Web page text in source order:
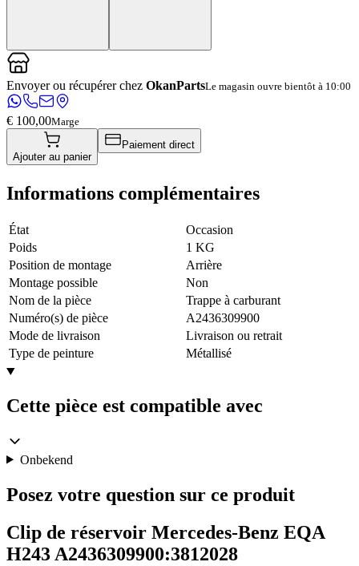
Envoyer ou récupérer chez OkanPartsLe magasin ouvre bientôt à 10:00
€ 100,00Marge
Ajouter au panier
Paiement direct
Informations complémentaires
État
Occasion
Poids
1 KG
Position de montage
Arrière
Montage possible
Non
Nom de la pièce
Trappe à carburant
Numéro(s) de pièce
A2436309900
Mode de livraison
Livraison ou retrait
Type de peinture
Métallisé
Cette pièce est compatible avec
Onbekend
Posez votre question sur ce produit
Clip de réservoir Mercedes-Benz EQA
H243 A2436309900:3812028